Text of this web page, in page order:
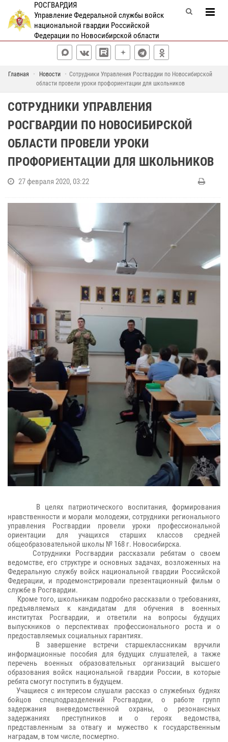
РОСГВАРДИЯ
Управление Федеральной службы войск
национальной гвардии Российской
Федерации по Новосибирской области
Главная Новости
Сотрудники Управления Росгвардии по Новосибирской
области провели уроки профориентации для школьников
СОТРУДНИКИ УПРАВЛЕНИЯ
РОСГВАРДИИ ПО НОВОСИБИРСКОЙ
ОБЛАСТИ ПРОВЕЛИ УРОКИ
ПРОФОРИЕНТАЦИИ ДЛЯ ШКОЛЬНИКОВ
27 февраля 2020, 03:22
В целях патриотического воспитания, формирования
нравственности и морали молодежи, сотрудники регионального
управления Росгвардии провели уроки профессиональной
ориентации для учащихся старших классов средней
общеобразовательной школы № 168 г. Новосибирска.
Сотрудники Росгвардии рассказали ребятамо своем
ведомстве, его структуре и основных задачах, возложенных на
Федеральную службу войск национальной гвардии Российской
Федерации, и продемонстрировали презентационный фильм о
службе в Росгвардии.
Кроме того, школьникам подробно рассказали о требованиях,
предъявляемых к кандидатам для обучения в военных
институтах Росгвардии, и ответили на вопросы будущих
выпускников о перспективах профессионального роста и о
предоставляемых социальных гарантиях.
В завершение встречи старшеклассникам вручили
информационные пособия для будущих слушателей, а также
перечень военных образовательных организаций высшего
образования войск национальной гвардии России, в которые
ребята смогут поступить в будущем.
Учащиеся с интересом слушали рассказ о служебных буднях
бойцов спецподразделений Росгвардии, о работе групп
задержания вневедомственной охраны, о резонансных
задержаниях преступников и о героях ведомства,
представленным за отвагу и мужество к государственным
наградам, в том числе, посмертно.